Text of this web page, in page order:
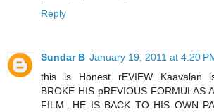
Reply
Sundar B January 19, 2011 at 4:20
this is Honest rEVIEW...Kaavalan
BROKE HIS pREVIOUS FORMULAS
FILM...HE IS BACK TO HIS OWN